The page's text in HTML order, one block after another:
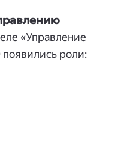
«Управление
роли: